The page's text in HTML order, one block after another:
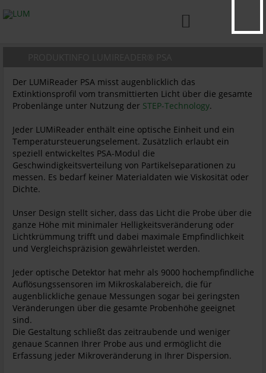

Der LUMiReader PSA misst augenblicklich das
Extinktionsprofil vom transmittierten Licht über die gesamte
Probenlänge unter Nutzung der STEP-Technology.
Jeder LUMiReader enthält eine optische Einheit und ein
Temperatursteuerungselement. Zusätzlich erlaubt ein
speziell entwickeltes PSA-Modul die
Geschwindigkeitsverteilung von Partikelseparationen zu
messen. Es bedarf keiner Materialdaten wie Viskosität oder
Dichte.
Unser Design stellt sicher, dass das Licht die Probe über die
ganze Höhe mit minimaler Helligkeitsveränderung oder
Lichtkrümmung trifft und dabei maximale Empfindlichkeit
und Vergleichspräzision gewährleistet werden.
Jeder optische Detektor hat mehr als 9000 hochempfindliche
Auflösungssensoren im Mikroskalabereich, die für
augenblickliche genaue Messungen sogar bei geringsten
Veränderungen über die gesamte Probenhöhe geeignet
sind.
Die Gestaltung schließt das zeitraubende und weniger
genaue Scannen Ihrer Probe aus und ermöglicht die
Erfassung jeder Mikroveränderung in Ihrer Dispersion.